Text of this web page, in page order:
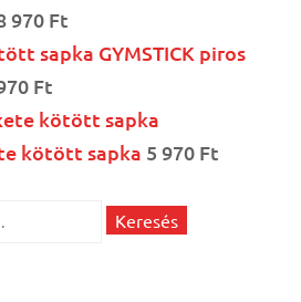
970 Ft
GYMSTICK piros
Ft
kötött sapka 5 970 Ft
Keresés